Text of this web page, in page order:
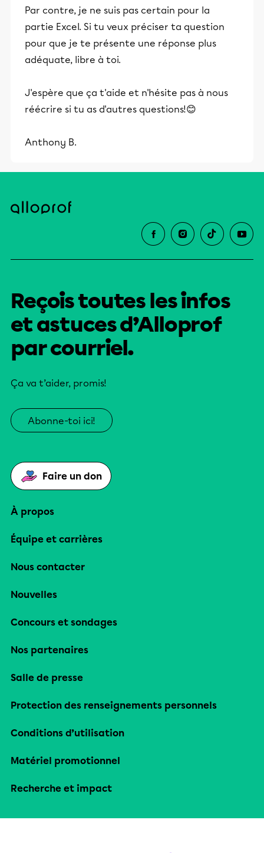
Par contre, je ne suis pas certain pour la
partie Excel. Si tu veux préciser ta question
pour que je te présente une réponse plus
adéquate, libre à toi.
J'espère que ça t'aide et n'hésite pas à nous
réécrire si tu as d'autres questions!😊
Anthony B.
Reçois toutes les infos
et astuces d’Alloprof
par courriel.
Ça va t’aider, promis!
Abonne-toi ici!
Faire un don
À propos
Équipe et carrières
Nous contacter
Nouvelles
Concours et sondages
Nos partenaires
Salle de presse
Protection des renseignements personnels
Conditions d’utilisation
Matériel promotionnel
Recherche et impact